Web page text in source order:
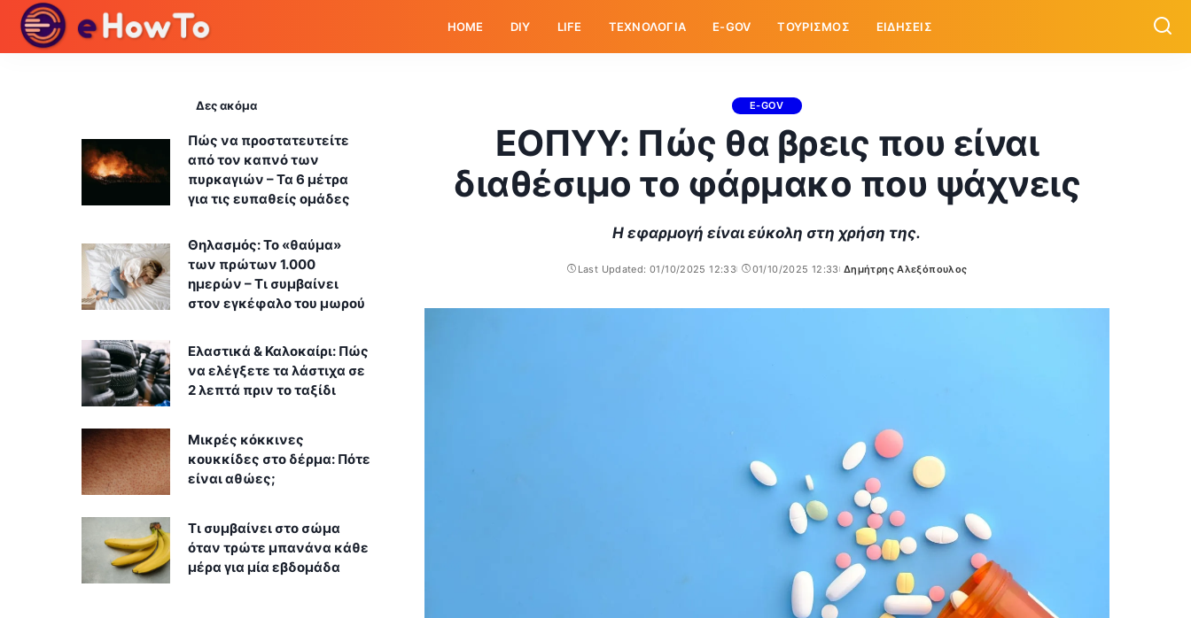
HOME DIY LIFE ΤΕΧΝΟΛΟΓΙΑ E-GOV ΤΟΥΡΙΣΜΟΣ ΕΙΔΗΣΕΙΣ
E-GOV
ΕΟΠΥΥ: Πώς θα βρεις που είναι
διαθέσιμο το φάρμακο που ψάχνεις
Η εφαρμογή είναι εύκολη στη χρήση της.
Last Updated: 01/10/2025 12:33 01/10/2025 12:33
Posted
Δημήτρης Αλεξόπουλος
Δες ακόμα
Πώς να προστατευτείτε
από τον καπνό των
πυρκαγιών – Τα 6 μέτρα
για τις ευπαθείς ομάδες
Θηλασμός: Το «θαύμα»
των πρώτων 1.000
ημερών – Τι συμβαίνει
στον εγκέφαλο του μωρού
Ελαστικά & Καλοκαίρι: Πώς
να ελέγξετε τα λάστιχα σε
2 λεπτά πριν το ταξίδι
Μικρές κόκκινες
κουκκίδες στο δέρμα: Πότε
είναι αθώες;
Τι συμβαίνει στο σώμα
όταν τρώτε μπανάνα κάθε
μέρα για μία εβδομάδα